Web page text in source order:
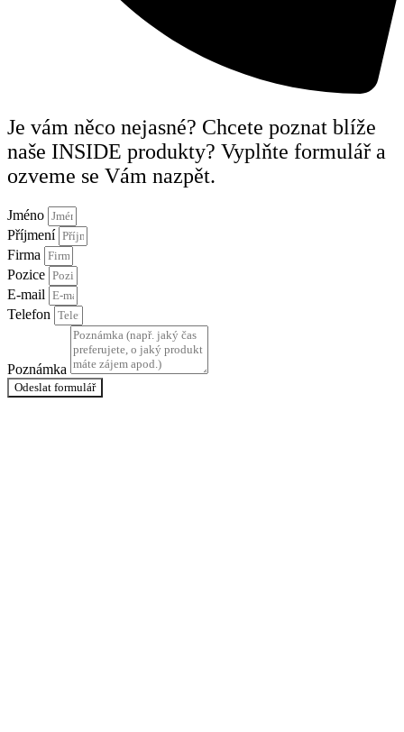
Je vám něco nejasné? Chcete poznat blíže
naše INSIDE produkty? Vyplňte formulář a
ozveme se Vám nazpět.
Jméno
Příjmení
Firma
Pozice
E-mail
Telefon
Poznámka
Odeslat formulář